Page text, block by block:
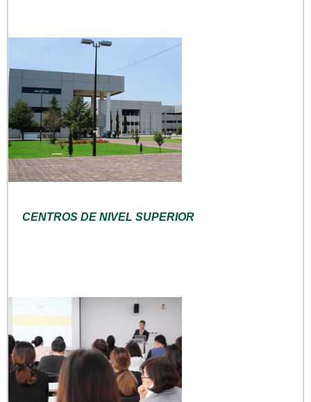
CENTROS DE NIVEL SUPERIOR